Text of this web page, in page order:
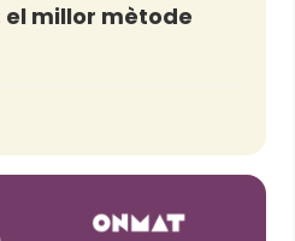
millor mètode